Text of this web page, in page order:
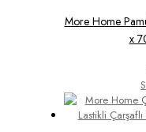
More Home
x